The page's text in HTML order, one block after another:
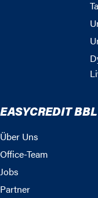
EASYCREDIT BBL
Über Uns
Office-Team
Jobs
Partner